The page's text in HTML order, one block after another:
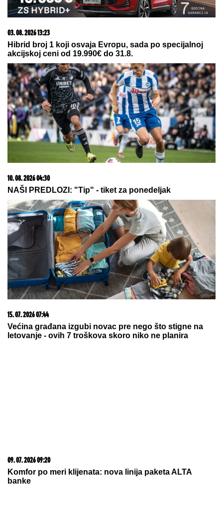
03. 08. 2026 13:23
Hibrid broj 1 koji osvaja Evropu, sada po specijalnoj
akcijskoj ceni od 19.990€ do 31.8.
10. 08. 2026 04:30
NAŠI PREDLOZI: "Tip" - tiket za ponedeljak
15. 07. 2026 07:44
Većina građana izgubi novac pre nego što stigne na
letovanje - ovih 7 troškova skoro niko ne planira
09. 07. 2026 09:20
Komfor po meri klijenata: nova linija paketa ALTA
banke